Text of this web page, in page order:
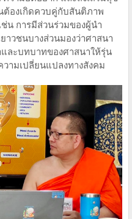
ต้องเกิดควบคู่กับสันติภาพ
น การมีส่วนร่วมของผู้นำ
าวชนบางส่วนมองว่าศาสนา
และบทบาทของศาสนาให้รุ่น
ามเปลี่ยนแปลงทางสังคม